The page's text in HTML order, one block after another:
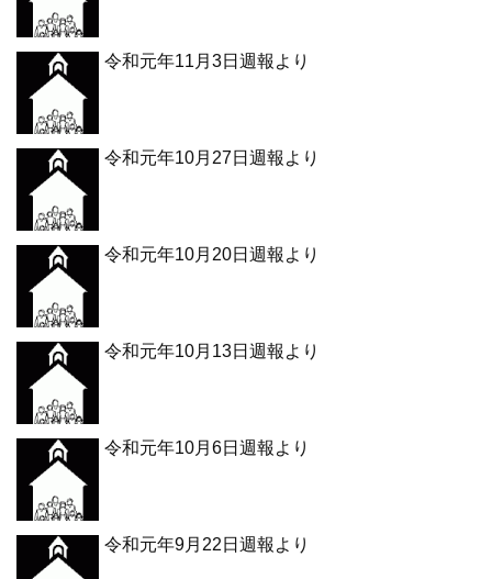
令和元年11月3日週報より
令和元年10月27日週報より
令和元年10月20日週報より
令和元年10月13日週報より
令和元年10月6日週報より
令和元年9月22日週報より